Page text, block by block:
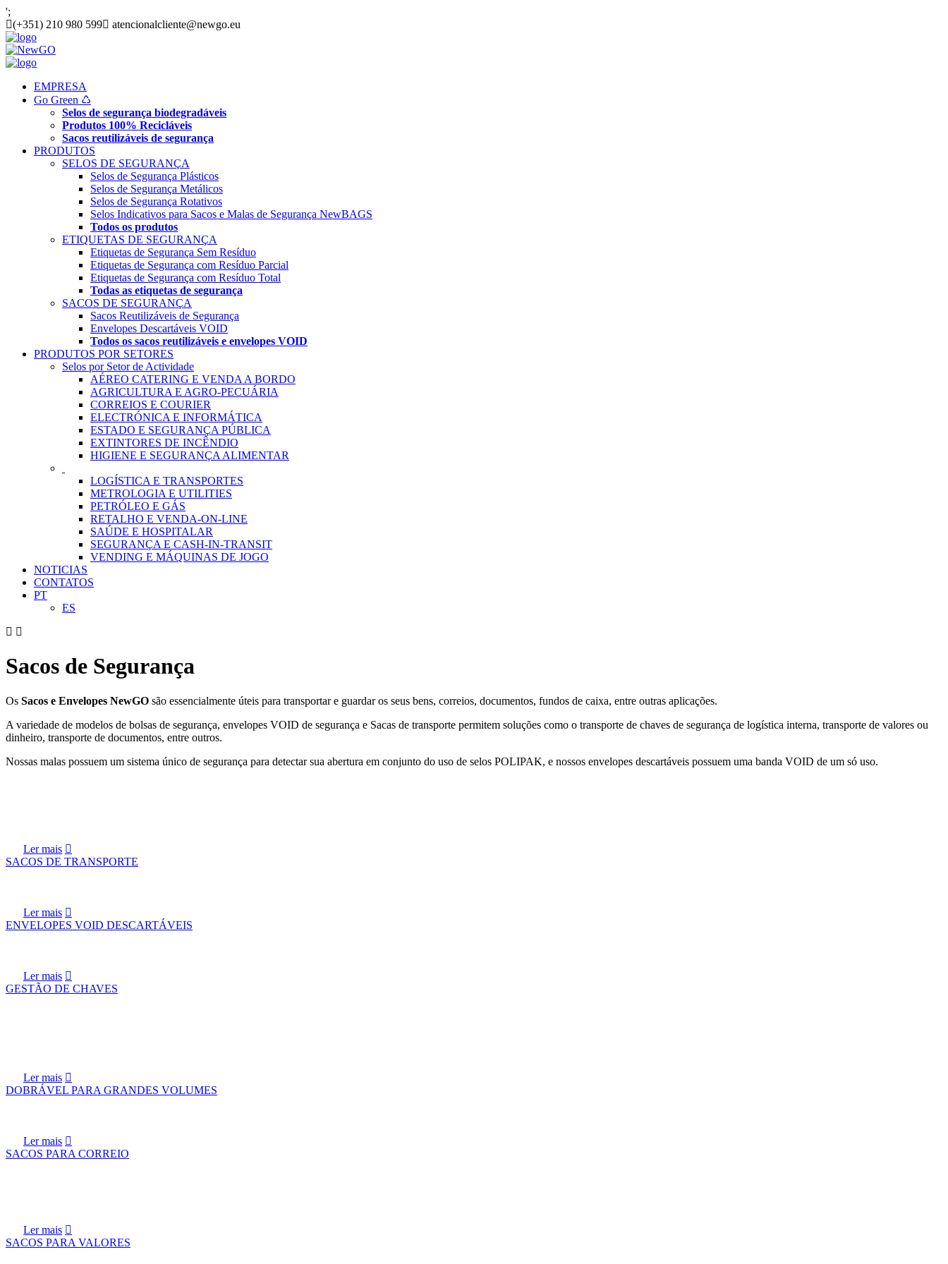
';
(+351) 210 980 599
atencionalcliente@newgo.eu
EMPRESA
Go Green ♺
Selos de segurança biodegradáveis
Produtos 100% Recicláveis
Sacos reutilizáveis de segurança
PRODUTOS
SELOS DE SEGURANÇA
Selos de Segurança Plásticos
Selos de Segurança Metálicos
Selos de Segurança Rotativos
Selos Indicativos para Sacos e Malas de Segurança NewBAGS
Todos os produtos
ETIQUETAS DE SEGURANÇA
Etiquetas de Segurança Sem Resíduo
Etiquetas de Segurança com Resíduo Parcial
Etiquetas de Segurança com Resíduo Total
Todas as etiquetas de segurança
SACOS DE SEGURANÇA
Sacos Reutilizáveis de Segurança
Envelopes Descartáveis VOID
Todos os sacos reutilizáveis e envelopes VOID
PRODUTOS POR SETORES
Selos por Setor de Actividade
AÉREO CATERING E VENDA A BORDO
AGRICULTURA E AGRO-PECUÁRIA
CORREIOS E COURIER
ELECTRÓNICA E INFORMÁTICA
ESTADO E SEGURANÇA PÚBLICA
EXTINTORES DE INCÊNDIO
HIGIENE E SEGURANÇA ALIMENTAR
LOGÍSTICA E TRANSPORTES
METROLOGIA E UTILITIES
PETRÓLEO E GÁS
RETALHO E VENDA-ON-LINE
SAÚDE E HOSPITALAR
SEGURANÇA E CASH-IN-TRANSIT
VENDING E MÁQUINAS DE JOGO
NOTICIAS
CONTATOS
PT
ES
Sacos de Segurança
Os Sacos e Envelopes NewGO são essencialmente úteis para transportar e guardar os seus bens, correios, documentos, fundos de caixa, entre outras aplicações.
A variedade de modelos de bolsas de segurança, envelopes VOID de segurança e Sacas de transporte permitem soluções como o transporte de chaves de segurança de logística interna, transporte de valores ou
dinheiro, transporte de documentos, entre outros.
Nossas malas possuem um sistema único de segurança para detectar sua abertura em conjunto do uso de selos POLIPAK, e nossos envelopes descartáveis possuem uma banda VOID de um só uso.
Ler mais
SACOS DE TRANSPORTE
Ler mais
ENVELOPES VOID DESCARTÁVEIS
Ler mais
GESTÃO DE CHAVES
Ler mais
DOBRÁVEL PARA GRANDES VOLUMES
Ler mais
SACOS PARA CORREIO
Ler mais
SACOS PARA VALORES